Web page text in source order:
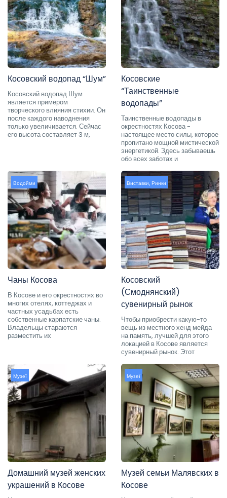
Косовский водопад “Шум”
Косовский водопад Шум
является примером
творческого влияния стихии. Он
после каждого наводнения
только увеличивается. Сейчас
его высота составляет 3 м,
Косовские
“Таинственные
водопады”
Таинственные водопады в
окрестностях Косова -
настоящее место силы, которое
пропитано мощной мистической
энергетикой. Здесь забываешь
обо всех заботах и
Водойми
Чаны Косова
В Косове и его окрестностях во
многих отелях, коттеджах и
частных усадьбах есть
собственные карпатские чаны.
Владельцы стараются
разместить их
Виставки, Ринки
Косовский
(Смоднянский)
сувенирный рынок
Чтобы приобрести какую-то
вещь из местного хенд мейда
на память, лучшей для этого
локацией в Косове является
сувенирный рынок. Этот
Музеї
Домашний музей женских
украшений в Косове
Музеї
Музей семьи Малявских в
Косове